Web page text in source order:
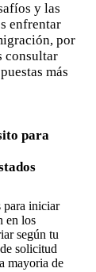
y las
enfrentar
por
consultar
más
para
para iniciar
en los
según tu
solicitud
mayoria de